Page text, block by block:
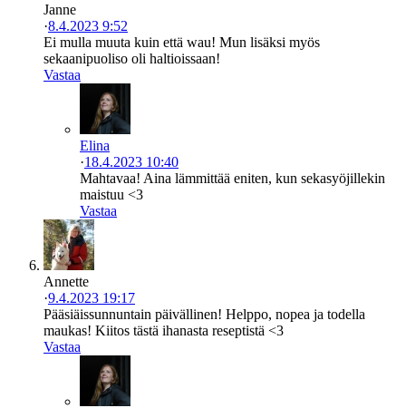
Janne
·8.4.2023 9:52
Ei mulla muuta kuin että wau! Mun lisäksi myös
sekaanipuoliso oli haltioissaan!
Vastaa
Elina
·18.4.2023 10:40
Mahtavaa! Aina lämmittää eniten, kun sekasyöjillekin
maistuu <3
Vastaa
Annette
·9.4.2023 19:17
Pääsiäissunnuntain päivällinen! Helppo, nopea ja todella
maukas! Kiitos tästä ihanasta reseptistä <3
Vastaa